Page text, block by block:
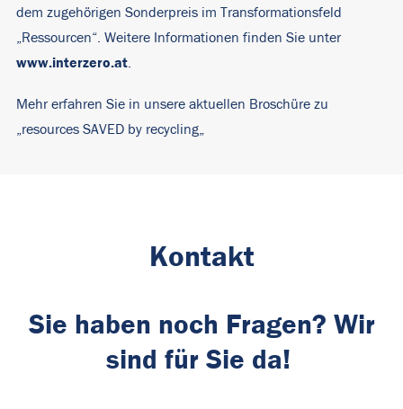
dem zugehörigen Sonderpreis im Transformationsfeld
„Ressourcen“. Weitere Informationen finden Sie unter
www.interzero.at
Mehr erfahren Sie in unsere aktuellen Broschüre zu
resources SAVED by recycling
Kontakt
Sie haben noch Fragen? Wir
sind für Sie da!